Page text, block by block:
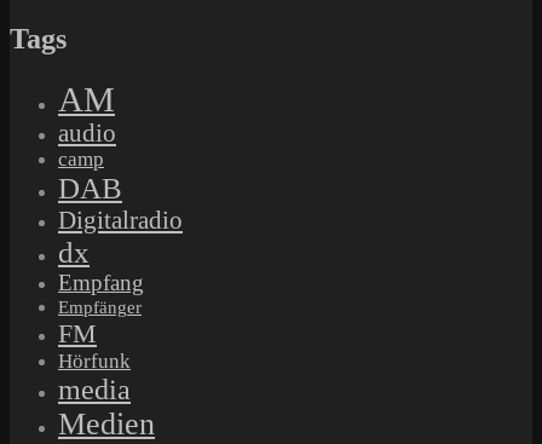
Tags
AM
audio
camp
DAB
Digitalradio
dx
Empfang
Empfänger
FM
Hörfunk
media
Medien